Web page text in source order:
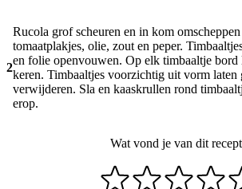
2
Rucola grof scheuren en in kom
tomaatplakjes, olie, zout en peper.
en folie openvouwen. Op elk timbaaltje bord
keren. Timbaaltjes voorzichtig uit vorm
verwijderen. Sla en kaaskrullen rond
erop.
Wat vond je van dit